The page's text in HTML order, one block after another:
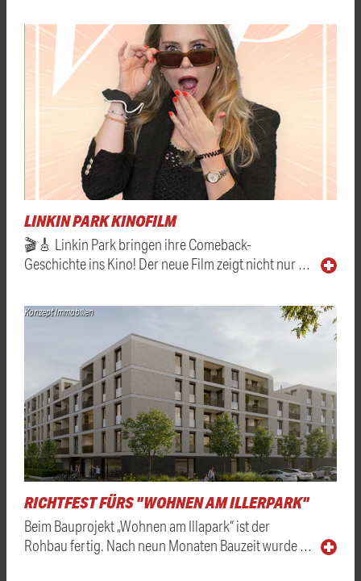
LINKIN PARK KINOFILM
🎬🎸 Linkin Park bringen ihre Comeback-
Geschichte ins Kino! Der neue Film zeigt nicht nur …
Konzept Immobilien
RICHTFEST FÜRS "WOHNEN AM ILLERPARK"
Beim Bauprojekt „Wohnen am Illapark“ ist der
Rohbau fertig. Nach neun Monaten Bauzeit wurde …